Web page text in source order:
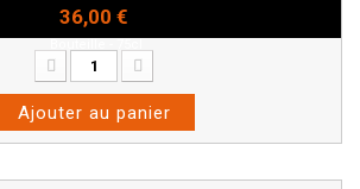
36,00 €
Ajouter au panier